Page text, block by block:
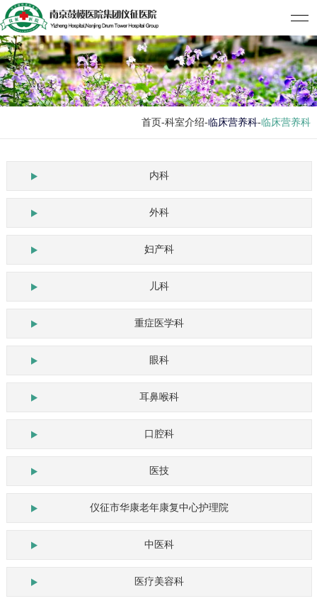
首页-科室介绍-临床营养科-临床营养科
内科
外科
妇产科
儿科
重症医学科
眼科
耳鼻喉科
口腔科
医技
仪征市华康老年康复中心护理院
中医科
医疗美容科